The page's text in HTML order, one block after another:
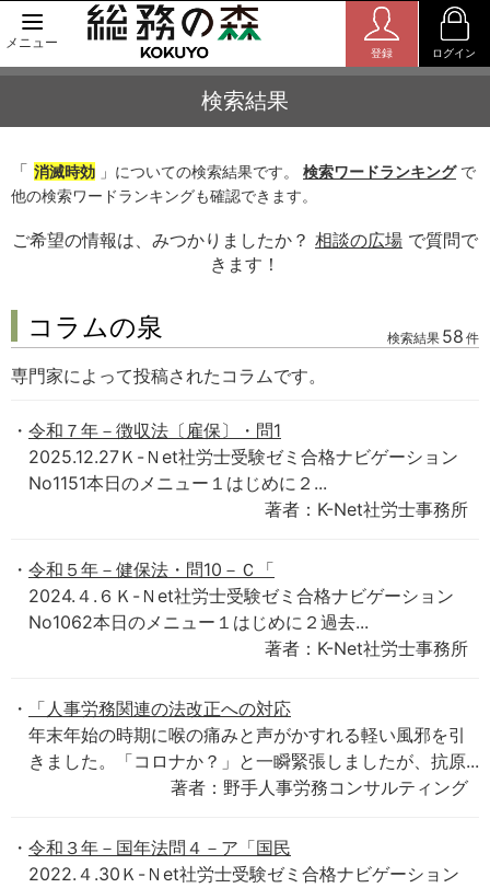
メニュー
登録 ログイン
検索結果
「 消滅時効 」についての検索結果です。 検索ワードランキングで
他の検索ワードランキングも確認できます。
ご希望の情報は、みつかりましたか？ 相談の広場 で質問で
きます！
コラムの泉 検索結果 58 件
専門家によって投稿されたコラムです。
令和７年－徴収法〔雇保〕・問1
2025.12.27Ｋ-Ｎet社労士受験ゼミ合格ナビゲーション
No1151本日のメニュー１はじめに２...
著者：K-Net社労士事務所
令和５年－健保法・問10－Ｃ「
2024.４.６Ｋ-Ｎet社労士受験ゼミ合格ナビゲーション
No1062本日のメニュー１はじめに２過去...
著者：K-Net社労士事務所
「人事労務関連の法改正への対応
年末年始の時期に喉の痛みと声がかすれる軽い風邪を引
きました。「コロナか？」と一瞬緊張しましたが、抗原...
著者：野手人事労務コンサルティング
令和３年－国年法問４－ア「国民
2022.４.30Ｋ-Ｎet社労士受験ゼミ合格ナビゲーション